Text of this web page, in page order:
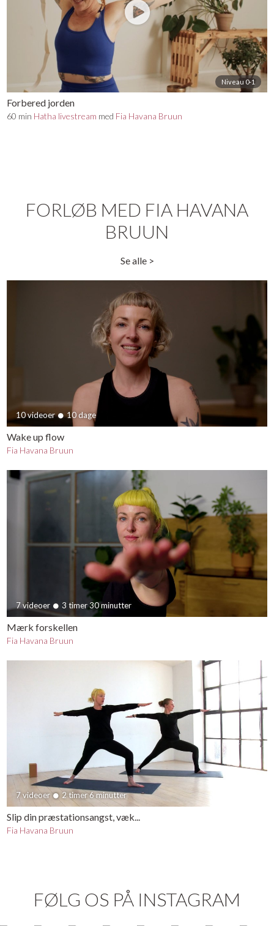
Niveau 0-1
Forbered jorden
60 min Hatha livestream med Fia Havana Bruun
FORLØB MED FIA HAVANA
BRUUN
Se alle >
10 videoer 10 dage
Wake up flow
Fia Havana Bruun
7 videoer 3 timer 30 minutter
Mærk forskellen
Fia Havana Bruun
7 videoer 2 timer 6 minutter
Slip din præstationsangst, væk...
Fia Havana Bruun
FØLG OS PÅ INSTAGRAM